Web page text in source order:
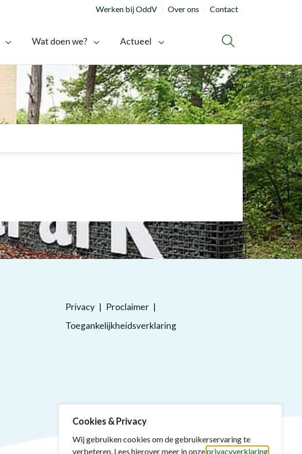
Cookies & Privacy
Wij gebruiken cookies om de gebruikerservaring te
verbeteren. Lees hierover meer in onzeprivacyverklaring
Werken bij OddV Over ons Contact
Wat doen we? Actueel ZOEKEN
Privacy
Proclaimer
Toegankelijkheidsverklaring